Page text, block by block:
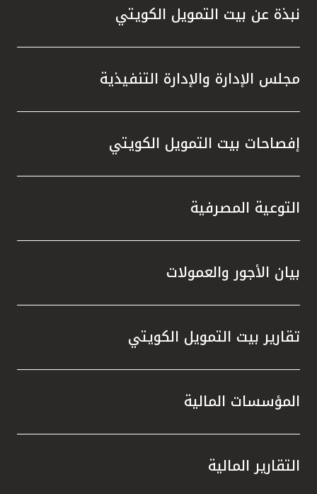
نبذة عن بيت التمويل الكويتي
مجلس الإدارة والإدارة التنفيذية
إفصاحات بيت التمويل الكويتي
التوعية المصرفية
بيان الأجور والعمولات
تقارير بيت التمويل الكويتي
المؤسسات المالية
التقارير المالية